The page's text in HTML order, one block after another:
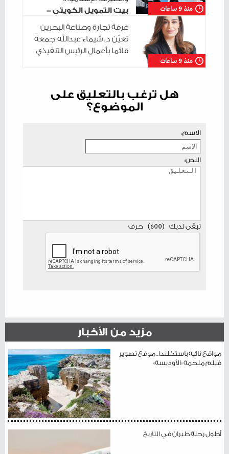
منذ 9 ساعات
بيت التمويل الكويتي -
البحرين يختتم سلسلة جلساته التدريبية في
مدينة شباب 2030
منذ 9 ساعات
غرفة تجارة وصناعة البحرين
تعيّن د. شيماء عبدالله جمعة
قائما بأعمال الرئيس التنفيذي
هل ترغب بالتعليق على
الموضوع؟
الاسم:
النص:
تبقى لديك (
600
) حرف
مزيد من الأخبار
مواقع نائية باستكلندا.. موقع تصوير
فيلم ملحمة «الأوديسة»
أطول رحلة طيران في التاريخ